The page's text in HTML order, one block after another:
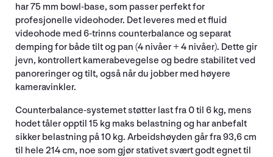
har 75 mm bowl-base, som passer perfekt for
profesjonelle videohoder. Det leveres med et fluid
videohode med 6-trinns counterbalance og separat
demping for både tilt og pan (4 nivåer + 4 nivåer). Dette gir
jevn, kontrollert kamerabevegelse og bedre stabilitet ved
panoreringer og tilt, også når du jobber med høyere
kameravinkler.
Counterbalance-systemet støtter last fra 0 til 6 kg, mens
hodet tåler opptil 15 kg maks belastning og har anbefalt
sikker belastning på 10 kg. Arbeidshøyden går fra 93,6 cm
til hele 214 cm, noe som gjør stativet svært godt egnet til